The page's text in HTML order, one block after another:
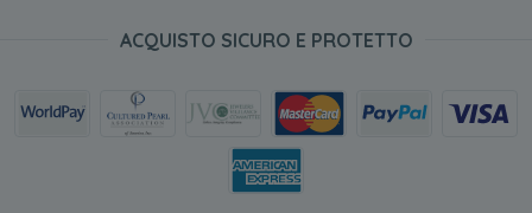
ACQUISTO SICURO E PROTETTO